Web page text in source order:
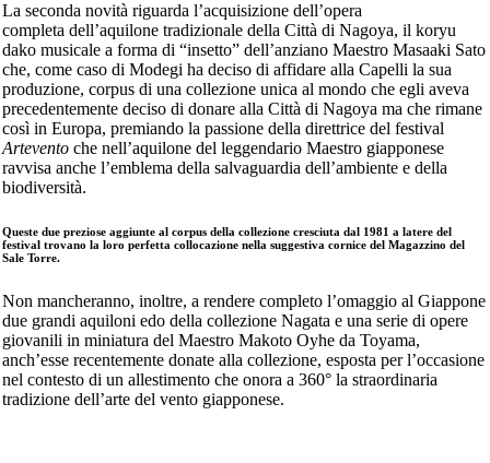
La seconda novità riguarda l’acquisizione dell’opera
completa dell’aquilone tradizionale della Città di Nagoya, il koryu
dako musicale a forma di “insetto” dell’anziano Maestro Masaaki Sato
che, come caso di Modegi ha deciso di affidare alla Capelli la sua
produzione, corpus di una collezione unica al mondo che egli aveva
precedentemente deciso di donare alla Città di Nagoya ma che rimane
così in Europa, premiando la passione della direttrice del festival
Arteventoche nell’aquilone del leggendario Maestro giapponese
ravvisa anche l’emblema della salvaguardia dell’ambiente e della
biodiversità.
Queste due preziose aggiunte al corpus della collezione cresciuta dal 1981 a latere del
festival trovano la loro perfetta collocazione nella suggestiva cornice del Magazzino del
Sale Torre.
Non mancheranno, inoltre, a rendere completo l’omaggio al Giappone
due grandi aquiloni edo della collezione Nagata e una serie di opere
giovanili in miniatura del Maestro Makoto Oyhe da Toyama,
anch’esse recentemente donate alla collezione, esposta per l’occasione
nel contesto di un allestimento che onora a 360° la straordinaria
tradizione dell’arte del vento giapponese.